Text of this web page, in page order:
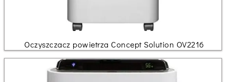
Oczyszczacz powietrza Concept Solution OV2216